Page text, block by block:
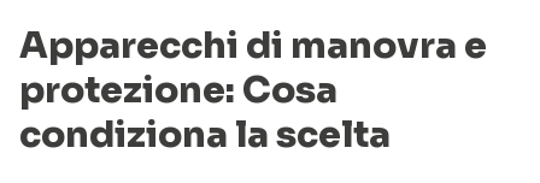
Apparecchi di manovra e
protezione: Cosa
condiziona la scelta